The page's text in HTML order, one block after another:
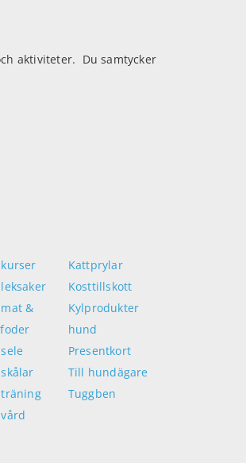
aktiviteter. Du samtycker
&
Kattprylar
Kosttillskott
Kylprodukter
hund
Presentkort
Till hundägare
Tuggben